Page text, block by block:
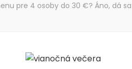
pre 4 osoby do 30 €? Áno, dá